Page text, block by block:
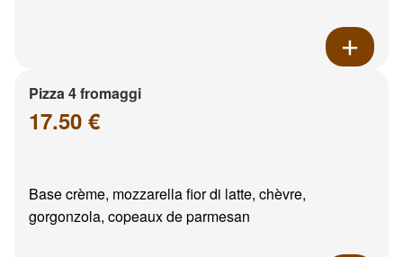
Pizza 4 fromaggi
17.50 €
Base crème, mozzarella fior di latte, chèvre,
gorgonzola, copeaux de parmesan